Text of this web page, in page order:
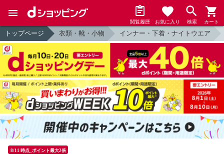
閲覧履歴 お気に入り 検索 カート
トップページ 衣類・靴・小物 インナー・下着・ナイトウエア
8/11 時点_ポイント最大2倍